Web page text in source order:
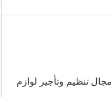
تنظيم وتأجير لوازم